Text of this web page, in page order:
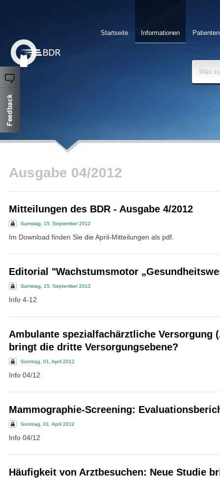
Informationen
Startseite
Was
Ausgabe 04/2012
Mitteilungen des BDR - Ausgabe 4/2012
Samstag, 15. September 2012
Im Download finden Sie die April-Mitteilungen als pdf.
Editorial "Wachstumsmotor
Samstag, 15. September 2012
Info 4-12
Ambulante spezialfachärztliche Versorgung
bringt die dritte Versorgungsebene?
Sonntag, 01. April 2012
Info 04/12
Mammographie-Screening:
Sonntag, 01. April 2012
Info 04/12
Häufigkeit von Arztbesuchen: Neue Studie